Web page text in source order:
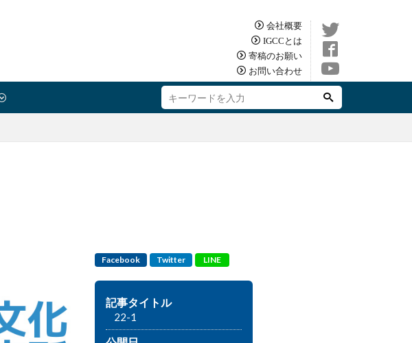
会社概要
IGCCとは
寄稿のお願い
お問い合わせ
Facebook Twitter LINE
記事タイトル
22-1